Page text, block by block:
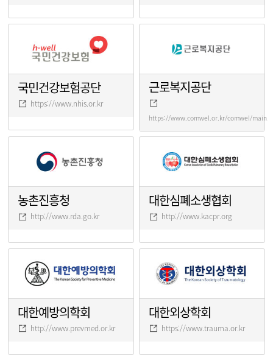
국민건강보험공단
https://www.nhis.or.kr
근로복지공단
https://www.comwel.or.kr/comwel/
농촌진흥청
http://www.rda.go.kr
대한심폐소생협회
http://www.kacpr.org
대한예방의학회
http://www.prevmed.or.kr
대한외상학회
https://www.trauma.or.kr